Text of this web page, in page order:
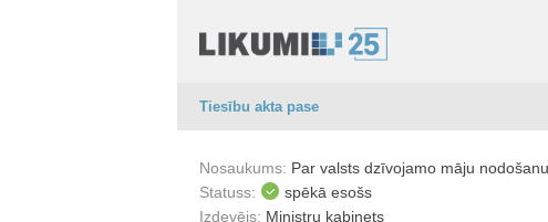
Tiesību akta pase
Nosaukums: Par valsts dzīvojamo māju
Statuss:
spēkā esošs
Izdevējs: Ministru kabinets